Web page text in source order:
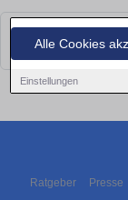
Alle Cookies
Einstellungen
Leider konnten wir
bald wieder vorbei!
Ratgeber Presse